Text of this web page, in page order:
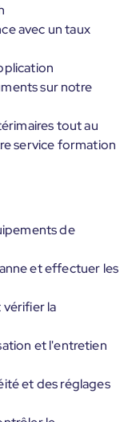
avec un taux
sur notre
tout au
service formation
de
et effectuer les
la
et l'entretien
et des réglages